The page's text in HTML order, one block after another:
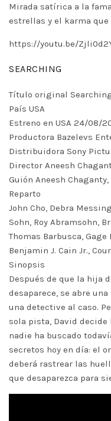
Mirada satírica a la
estrellas y el karma
https://youtu.be/
SEARCHING
Título original
País USA
Estreno en USA 24/08/
Productora Bazelevs
Distribuidora Sony
Director Aneesh
Guión Aneesh Chaganty,
Reparto
John Cho, Debra
Sohn, Roy Abramsohn,
Thomas Barbusca,
Benjamin J. Cain Jr.,
Sinopsis
Después de que la hija
desaparece, se abre
una detective al caso.
sola pista, David
nadie ha buscado
secretos hoy en día: el
deberá rastrear las
que desaparezca para